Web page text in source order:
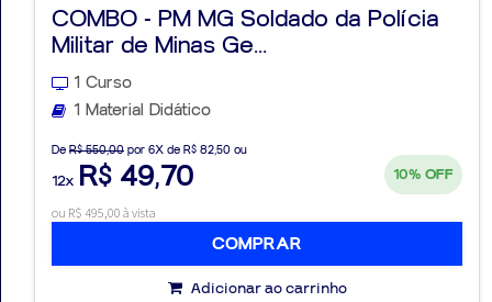
COMBO - PM MG Soldado da Polícia
Militar de Minas Ge...
1 Curso
1 Material Didático
De R$ 550,00 por 6X de R$ 82,50 ou
12x R$ 49,70 10% OFF
ou R$ 495,00 à vista
COMPRAR
Adicionar ao carrinho